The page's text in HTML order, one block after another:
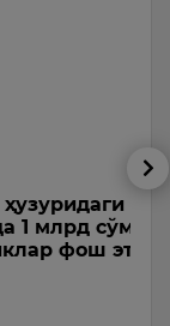
сўмдан
этилди.